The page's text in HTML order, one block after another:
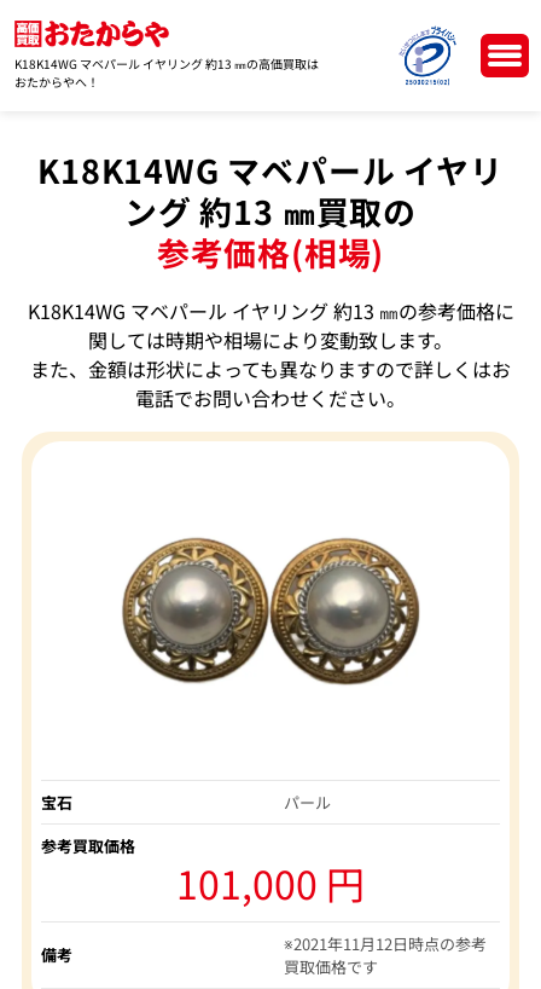
K18K14WG マベパール イヤリング 約13 ㎜の高価買取は
おたからやへ！
K18K14WG マベパール イヤリ
ング 約13 ㎜買取の
参考価格(相場)
K18K14WG マベパール イヤリング 約13 ㎜の参考価格に
関しては時期や相場により変動致します。
また、金額は形状によっても異なりますので詳しくはお
電話でお問い合わせください。
宝石
パール
参考買取価格
101,000 円
備考
※2021年11月12日時点の参考
買取価格です